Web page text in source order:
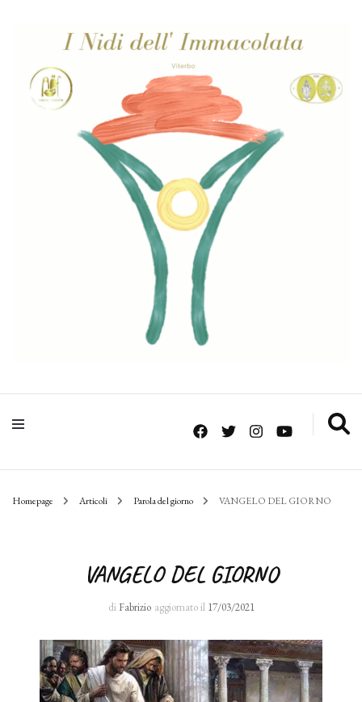
Homepage Articoli Parola del giorno VANGELO DEL GIORNO
VANGELO DEL GIORNO
di Fabrizio aggiornato il 17/03/2021